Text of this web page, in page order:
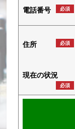
電話番号 必須
住所 必須
現在の状況
必須